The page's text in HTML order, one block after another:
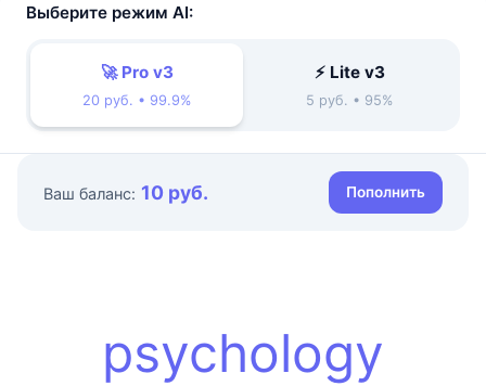
Выберите режим AI:
🚀 Pro v3
20 руб. • 99.9%
⚡ Lite v3
5 руб. • 95%
Ваш баланс: 10 руб. Пополнить
psychology